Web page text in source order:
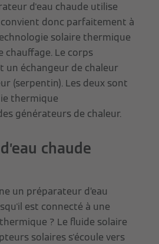
d'eau chaude utilise
donc parfaitement à
solaire thermique
chauffage. Le corps
un échangeur de chaleur
(serpentin). Les deux sont
thermique
générateurs de chaleur.
chaude
un préparateur d’eau
est connecté à une
? Le fluide solaire
solaires s'écoule vers